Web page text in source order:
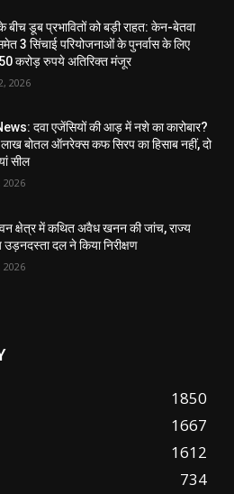
बीच डूब प्रभावितों को बड़ी राहत: केन-बेतवा
3 सिंचाई परियोजनाओं के पुनर्वास के लिए
करोड़ रुपये अतिरिक्त मंजूर
2026
दवा एजेंसियों की आड़ में नशे का कारोबार?
बोतल ऑनरेक्स कफ सिरप का हिसाब नहीं, दो
सील
2026
वन क्षेत्र में कथित अवैध खनन की जांच, राज्य
उड़नदस्ता दल ने किया निरीक्षण
2026
1850
1667
1612
734